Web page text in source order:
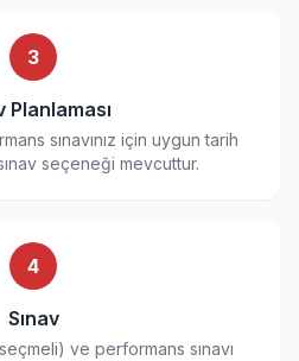
3
Planlaması
sınavınız için uygun tarih
seçeneği mevcuttur.
4
Sınav
ve performans sınavı